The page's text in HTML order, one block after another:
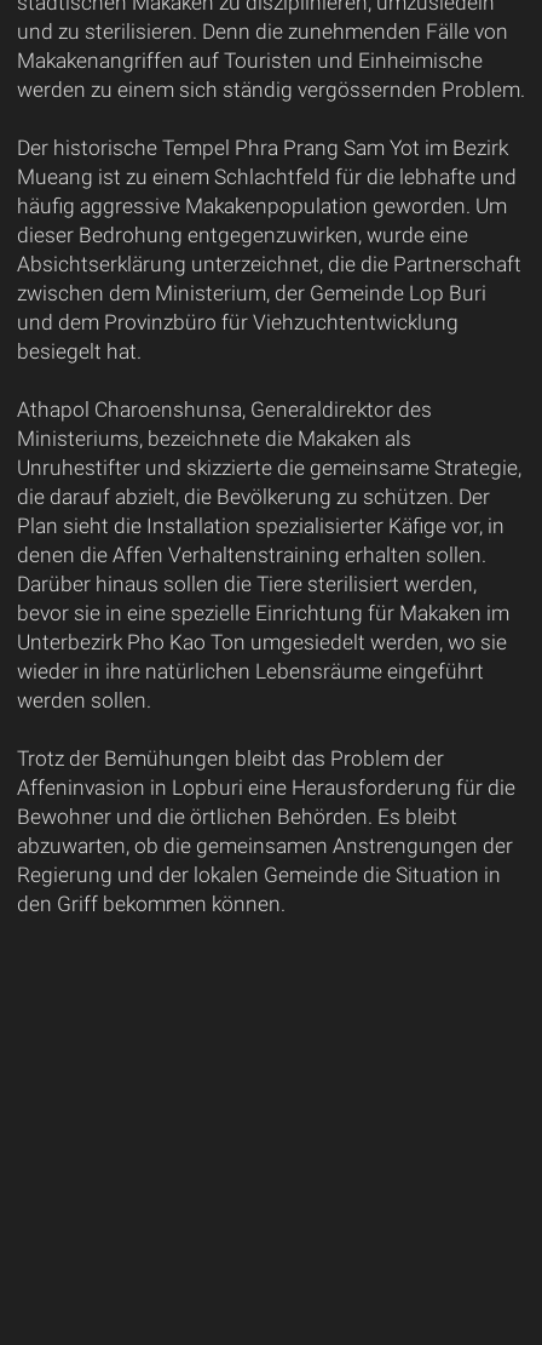
und zu sterilisieren. Denn die zunehmenden Fälle von
Makakenangriffen auf Touristen und Einheimische
werden zu einem sich ständig vergössernden Problem.
Der historische Tempel Phra Prang Sam Yot im Bezirk
Mueang ist zu einem Schlachtfeld für die lebhafte und
häufig aggressive Makakenpopulation geworden. Um
dieser Bedrohung entgegenzuwirken, wurde eine
Absichtserklärung unterzeichnet, die die Partnerschaft
zwischen dem Ministerium, der Gemeinde Lop Buri
und dem Provinzbüro für Viehzuchtentwicklung
besiegelt hat.
Athapol Charoenshunsa, Generaldirektor des
Ministeriums, bezeichnete die Makaken als
Unruhestifter und skizzierte die gemeinsame Strategie,
die darauf abzielt, die Bevölkerung zu schützen. Der
Plan sieht die Installation spezialisierter Käfige vor, in
denen die Affen Verhaltenstraining erhalten sollen.
Darüber hinaus sollen die Tiere sterilisiert werden,
bevor sie in eine spezielle Einrichtung für Makaken im
Unterbezirk Pho Kao Ton umgesiedelt werden, wo sie
wieder in ihre natürlichen Lebensräume eingeführt
werden sollen.
Trotz der Bemühungen bleibt das Problem der
Affeninvasion in Lopburi eine Herausforderung für die
Bewohner und die örtlichen Behörden. Es bleibt
abzuwarten, ob die gemeinsamen Anstrengungen der
Regierung und der lokalen Gemeinde die Situation in
den Griff bekommen können.